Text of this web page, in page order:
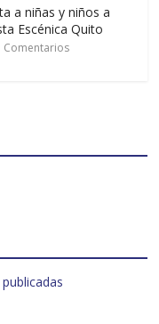
a niñas y niños a
Escénica Quito
Comentarios